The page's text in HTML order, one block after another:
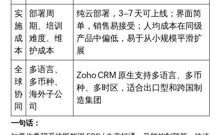
实
施
成
本
部署周
期、培训
难度、维
护成本
纯云部署，3–7 天可上线；界面简
单，销售易接受；人均成本在同级
产品中偏低，易于从小规模平滑扩
展
全
球
协
同
多语言、
多币种、
海外子公
司
Zoho CRM 原生支持多语言、多币
种、多时区，适合出口型和跨国制
造集团
一句话：